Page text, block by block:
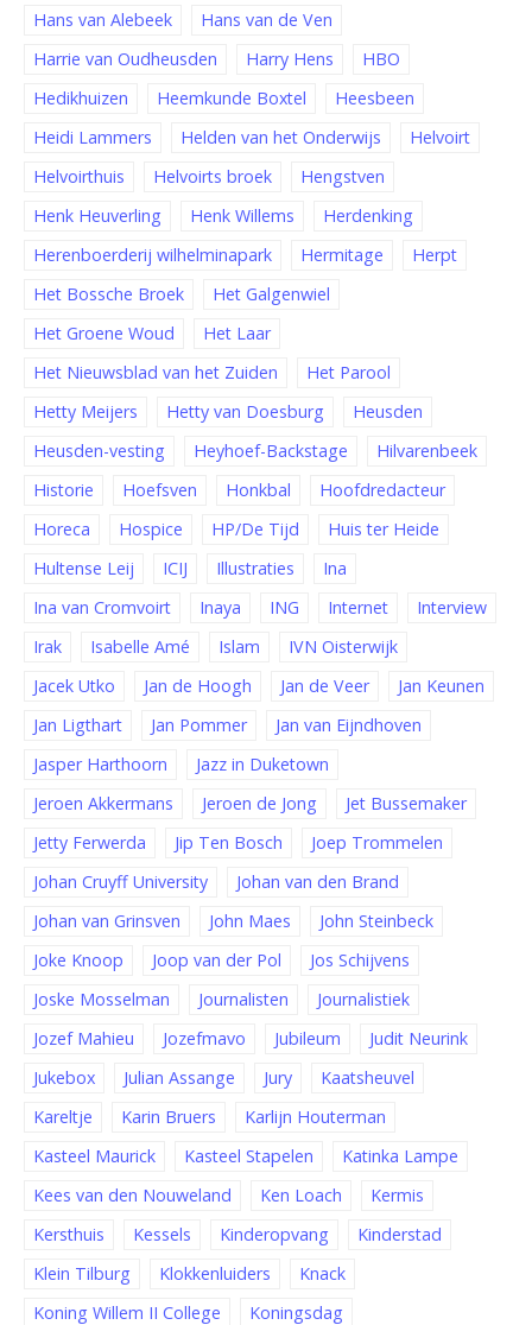
Hans van Alebeek
Hans van de Ven
Harrie van Oudheusden
Harry Hens
HBO
Hedikhuizen
Heemkunde Boxtel
Heesbeen
Heidi Lammers
Helden van het Onderwijs
Helvoirt
Helvoirthuis
Helvoirts broek
Hengstven
Henk Heuverling
Henk Willems
Herdenking
Herenboerderij wilhelminapark
Hermitage
Herpt
Het Bossche Broek
Het Galgenwiel
Het Groene Woud
Het Laar
Het Nieuwsblad van het Zuiden
Het Parool
Hetty Meijers
Hetty van Doesburg
Heusden
Heusden-vesting
Heyhoef-Backstage
Hilvarenbeek
Historie
Hoefsven Honkbal
Hoofdredacteur
Horeca
Hospice HP/De Tijd
Huis ter Heide
Hultense Leij
ICIJ Illustraties
Ina
Ina van Cromvoirt
Inaya ING Internet
Interview
Irak
Isabelle Amé Islam
IVN Oisterwijk
Jacek Utko
Jan de Hoogh Jan de Veer
Jan Keunen
Jan Ligthart
Jan Pommer
Jan van Eijndhoven
Jasper Harthoorn
Jazz in Duketown
Jeroen Akkermans
Jeroen de Jong
Jet Bussemaker
Jetty Ferwerda
Jip Ten Bosch
Joep Trommelen
Johan Cruyff University
Johan van den Brand
Johan van Grinsven
John Maes
John Steinbeck
Joke Knoop
Joop van der Pol
Jos Schijvens
Joske Mosselman
Journalisten
Journalistiek
Jozef Mahieu
Jozefmavo Jubileum
Judit Neurink
Jukebox
Julian Assange Jury
Kaatsheuvel
Kareltje
Karin Bruers
Karlijn Houterman
Kasteel Maurick
Kasteel Stapelen
Katinka Lampe
Kees van den Nouweland
Ken Loach
Kermis
Kersthuis
Kessels Kinderopvang
Kinderstad
Klein Tilburg
Klokkenluiders
Knack
Koning Willem II College
Koningsdag